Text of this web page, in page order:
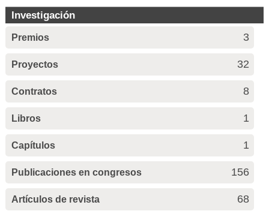
Investigación
Premios 3
Proyectos 32
Contratos 8
Libros 1
Capítulos 1
Publicaciones en congresos 156
Artículos de revista 68